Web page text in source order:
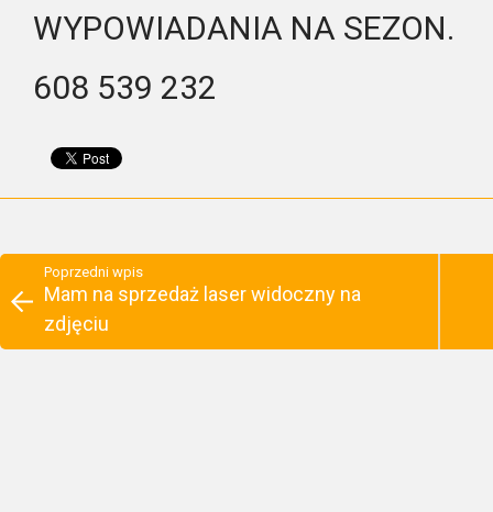
WYPOWIADANIA NA SEZON.
608 539 232
Poprzedni wpis
Mam na sprzedaż laser widoczny na
zdjęciu